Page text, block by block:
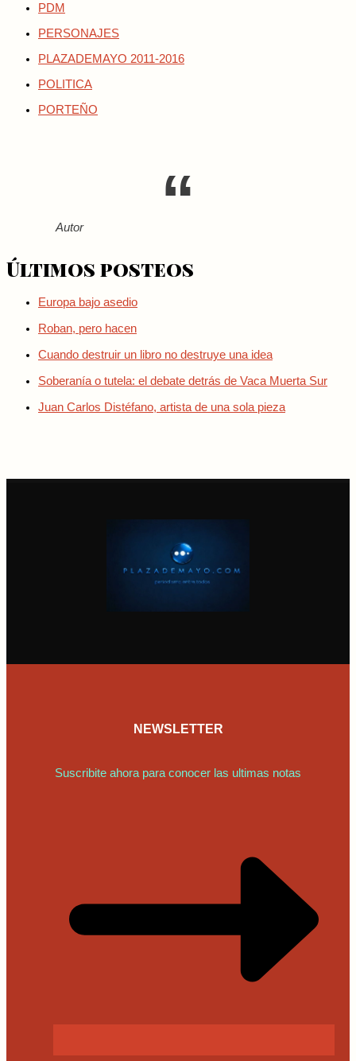
PDM
PERSONAJES
PLAZADEMAYO 2011-2016
POLITICA
PORTEÑO
Autor
Últimos posteos
Europa bajo asedio
Roban, pero hacen
Cuando destruir un libro no destruye una idea
Soberanía o tutela: el debate detrás de Vaca Muerta Sur
Juan Carlos Distéfano, artista de una sola pieza
NEWSLETTER
Suscribite ahora para conocer las ultimas notas